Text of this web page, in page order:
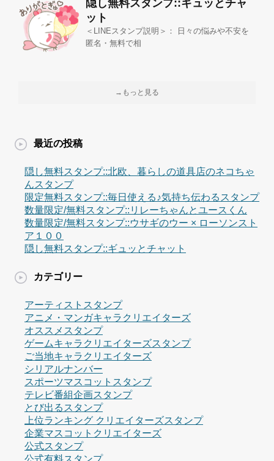
隠し無料スタンプ::ギュッとチャ
ット
＜LINEスタンプ説明＞： 日々の悩みや不安を
匿名・無料で相
→もっと見る
最近の投稿
隠し無料スタンプ::北欧、暮らしの道具店のネコちゃ
んスタンプ
限定無料スタンプ::毎日使える♪気持ち伝わるスタンプ
数量限定/無料スタンプ::リレーちゃんとユースくん
数量限定/無料スタンプ::ウサギのウー × ローソンスト
ア１００
隠し無料スタンプ::ギュッとチャット
カテゴリー
アーティストスタンプ
アニメ・マンガキャラクリエイターズ
オススメスタンプ
ゲームキャラクリエイターズスタンプ
ご当地キャラクリエイターズ
シリアルナンバー
スポーツマスコットスタンプ
テレビ番組企画スタンプ
とび出るスタンプ
上位ランキング クリエイターズスタンプ
企業マスコットクリエイターズ
公式スタンプ
公式有料スタンプ